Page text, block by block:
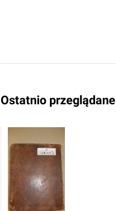
Ostatnio przeglądane